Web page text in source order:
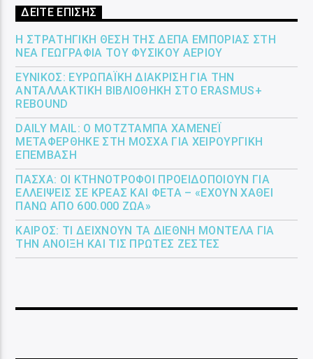
ΔΕΙΤΕ ΕΠΙΣΗΣ
Η ΣΤΡΑΤΗΓΙΚΉ ΘΈΣΗ ΤΗΣ ΔΕΠΑ ΕΜΠΟΡΊΑΣ ΣΤΗ
ΝΈΑ ΓΕΩΓΡΑΦΊΑ ΤΟΥ ΦΥΣΙΚΟΎ ΑΕΡΊΟΥ
ΕΎΝΙΚΟΣ: ΕΥΡΩΠΑΪΚΉ ΔΙΆΚΡΙΣΗ ΓΙΑ ΤΗΝ
ΑΝΤΑΛΛΑΚΤΙΚΉ ΒΙΒΛΙΟΘΉΚΗ ΣΤΟ ERASMUS+
REBOUND
DAILY MAIL: Ο ΜΟΤΖΤΆΜΠΑ ΧΑΜΕΝΕΪ́
ΜΕΤΑΦΈΡΘΗΚΕ ΣΤΗ ΜΌΣΧΑ ΓΙΑ ΧΕΙΡΟΥΡΓΙΚΉ
ΕΠΈΜΒΑΣΗ
ΠΆΣΧΑ: ΟΙ ΚΤΗΝΟΤΡΌΦΟΙ ΠΡΟΕΙΔΟΠΟΙΟΎΝ ΓΙΑ
ΕΛΛΕΊΨΕΙΣ ΣΕ ΚΡΈΑΣ ΚΑΙ ΦΈΤΑ – «ΈΧΟΥΝ ΧΑΘΕΊ
ΠΆΝΩ ΑΠΌ 600.000 ΖΏΑ»
ΚΑΙΡΌΣ: ΤΙ ΔΕΊΧΝΟΥΝ ΤΑ ΔΙΕΘΝΉ ΜΟΝΤΈΛΑ ΓΙΑ
ΤΗΝ ΆΝΟΙΞΗ ΚΑΙ ΤΙΣ ΠΡΏΤΕΣ ΖΈΣΤΕΣ